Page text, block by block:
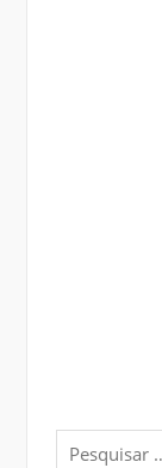
Pesquisar
por: